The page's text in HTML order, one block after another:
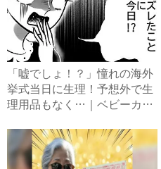
「嘘でしょ！？」憧れの海外
挙式当日に生理！予想外で生
理用品もなく…｜ベビーカレ